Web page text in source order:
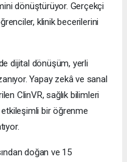
dönüştürüyor. Gerçekçi
klinik becerilerini
dijital dönüşüm, yerli
Yapay zekâ ve sanal
ClinVR, sağlık bilimleri
bir öğrenme
doğan ve 15